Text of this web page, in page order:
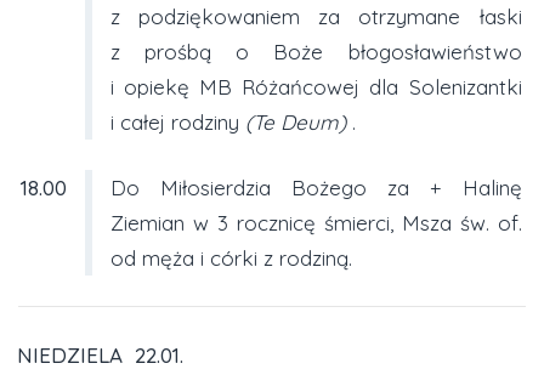
z podziękowaniem za otrzymane łaski
z prośbą o Boże błogosławieństwo
i opiekę MB Różańcowej dla Solenizantki
i całej rodziny (Te Deum).
18.00
Do Miłosierdzia Bożego za + Halinę
Ziemian w 3 rocznicę śmierci, Msza św. of.
od męża i córki z rodziną.
NIEDZIELA 22.01.